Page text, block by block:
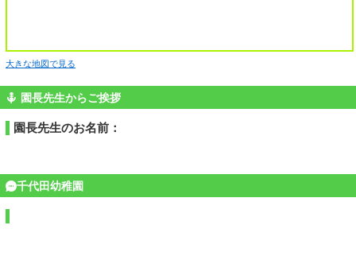
大きな地図で見る
園長先生からご挨拶
園長先生のお名前：
千代田幼稚園